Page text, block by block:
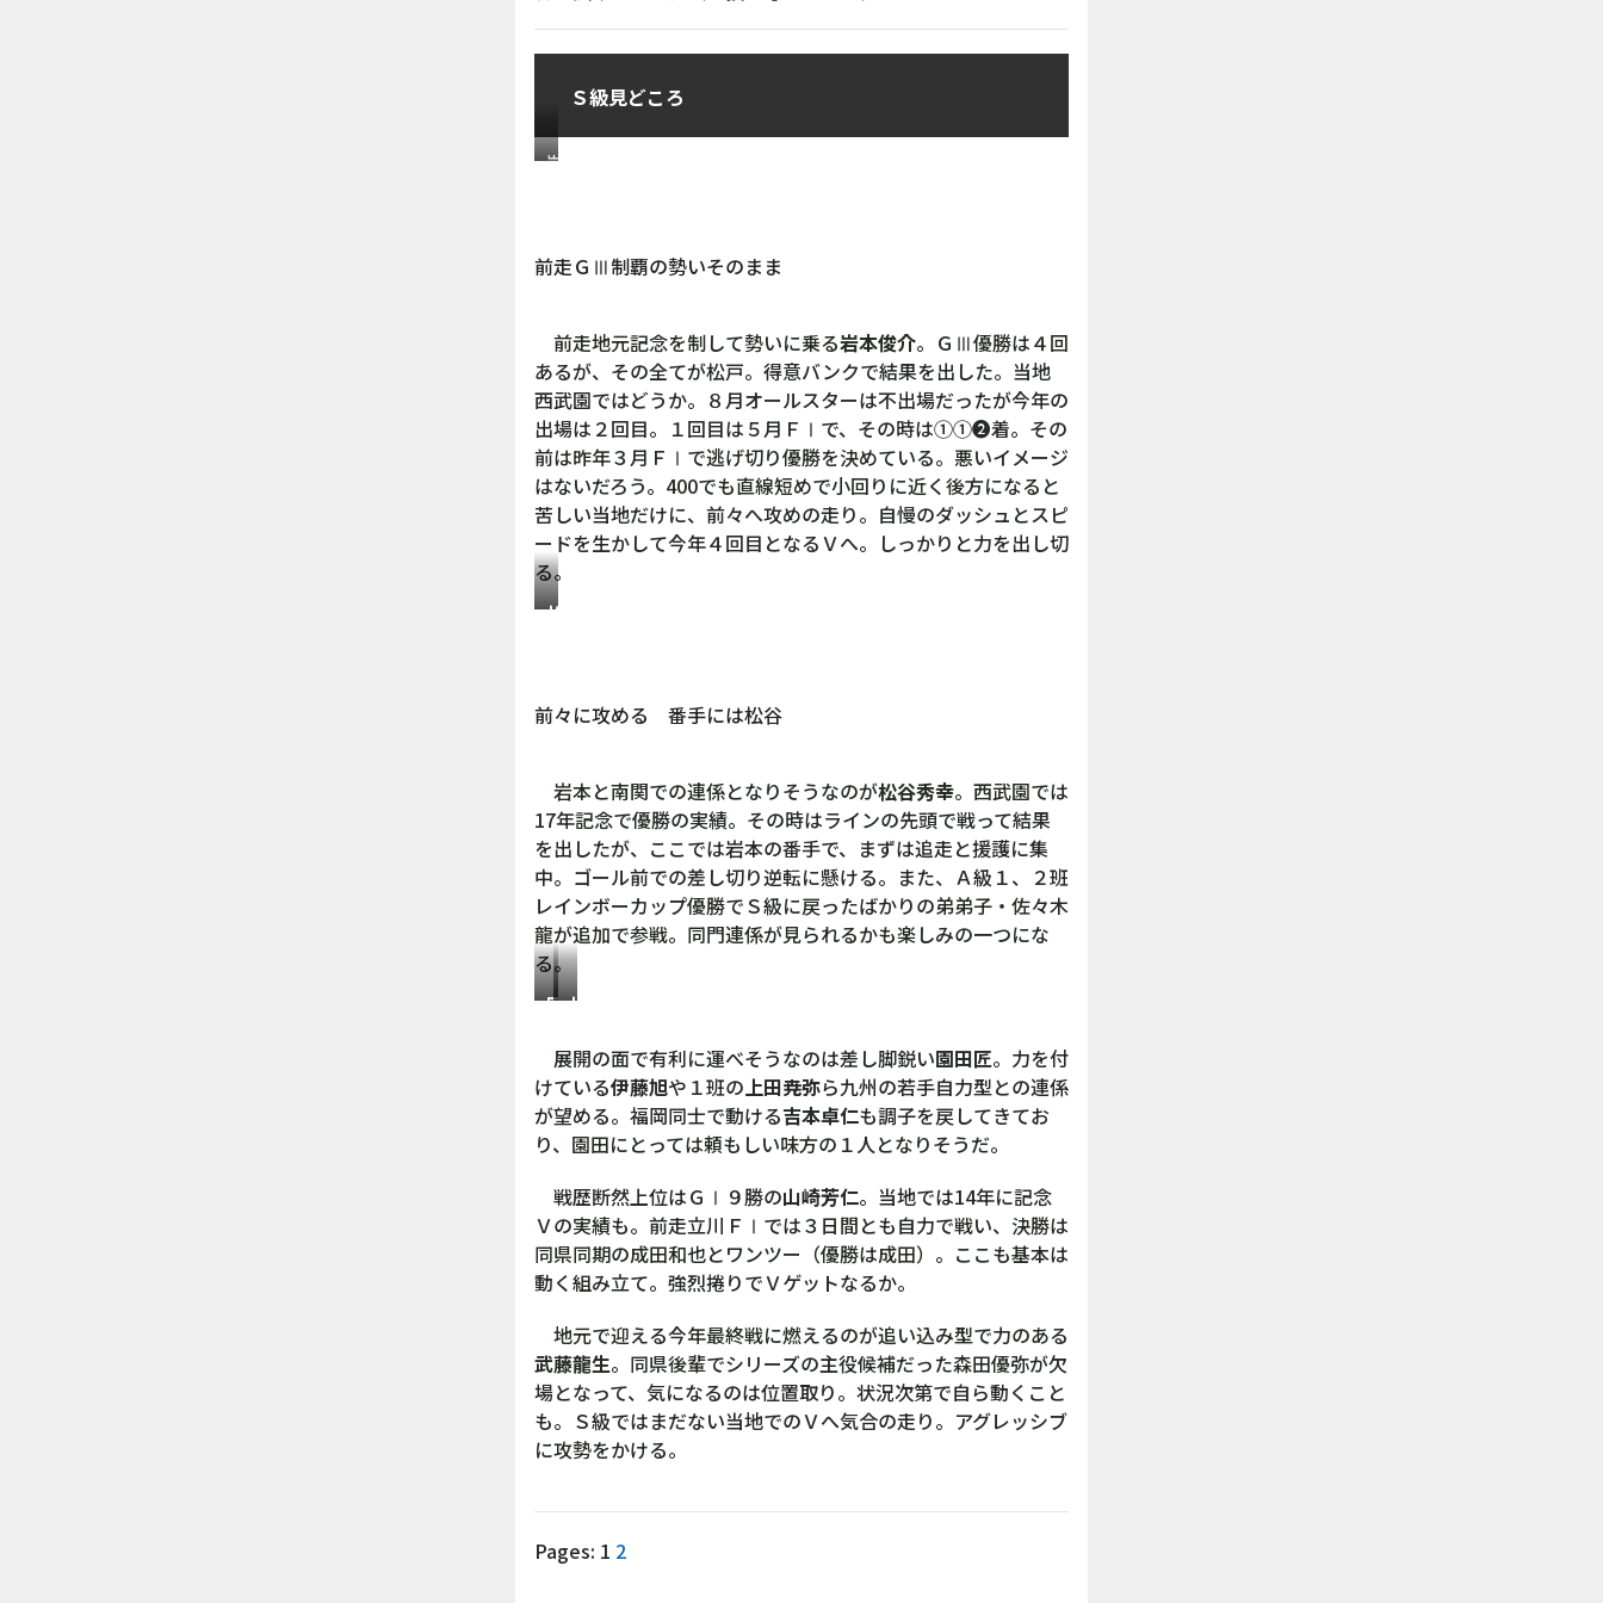
Ｓ級見どころ
岩
前走ＧⅢ制覇の勢いそのまま
前走地元記念を制して勢いに乗る岩本俊介。ＧⅢ優勝は４回
あるが、その全てが松戸。得意バンクで結果を出した。当地
西武園ではどうか。８月オールスターは不出場だったが今年の
出場は２回目。１回目は５月ＦⅠで、その時は①①❷着。その
前は昨年３月ＦⅠで逃げ切り優勝を決めている。悪いイメージ
はないだろう。400でも直線短めで小回りに近く後方になると
苦しい当地だけに、前々へ攻めの走り。自慢のダッシュとスピ
ードを生かして今年４回目となるＶへ。しっかりと力を出し切
る。
松
前々に攻める 番手には松谷
岩本と南関での連係となりそうなのが松谷秀幸。西武園では
17年記念で優勝の実績。その時はラインの先頭で戦って結果
を出したが、ここでは岩本の番手で、まずは追走と援護に集
中。ゴール前での差し切り逆転に懸ける。また、Ａ級１、２班
レインボーカップ優勝でＳ級に戻ったばかりの弟弟子・佐々木
龍が追加で参戦。同門連係が見られるかも楽しみの一つにな
る。
園
匠
山
芳
仁
展開の面で有利に運べそうなのは差し脚鋭い園田匠。力を付
けている伊藤旭や１班の 上田尭弥ら九州の若手自力型との連係
が望める。福岡同士で動ける吉本卓仁も調子を戻してきてお
り、園田にとっては頼もしい味方の１人となりそうだ。
戦歴断然上位はＧⅠ９勝の山崎芳仁。当地では14年に記念
Ｖの実績も。前走立川ＦⅠでは３日間とも自力で戦い、決勝は
同県同期の成田和也とワンツー（優勝は成田）。ここも基本は
動く組み立て。強烈捲りでＶゲットなるか。
地元で迎える今年最終戦に燃えるのが追い込み型で力のある
武藤龍生。同県後輩でシリーズの主役候補だった森田優弥が欠
場となって、気になるのは位置取り。状況次第で自ら動くこと
も。Ｓ級ではまだない当地でのＶへ気合の走り。アグレッシブ
に攻勢をかける。
Pages: 1 2